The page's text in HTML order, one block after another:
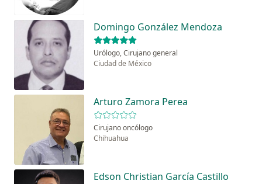
Domingo González Mendoza
Urólogo, Cirujano general
Ciudad de México
Arturo Zamora Perea
Cirujano oncólogo
Chihuahua
Edson Christian García Castillo